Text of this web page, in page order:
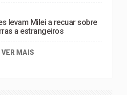
levam Milei a recuar sobre
a estrangeiros
VER MAIS